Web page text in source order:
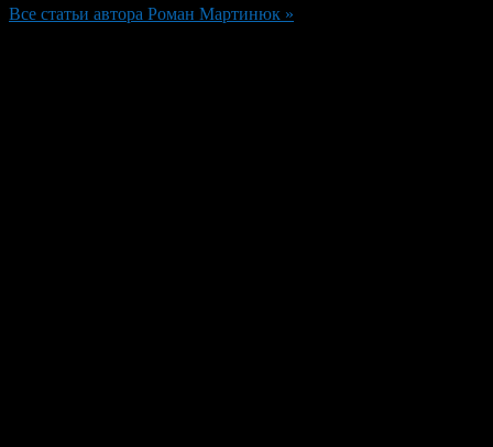
Все статьи автора Роман Мартинюк »